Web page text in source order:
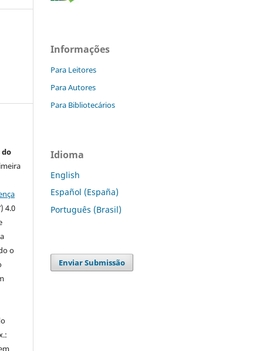
do
4.0
o
Informações
Para Leitores
Para Autores
Para Bibliotecários
Idioma
English
Español (España)
Português (Brasil)
Enviar Submissão